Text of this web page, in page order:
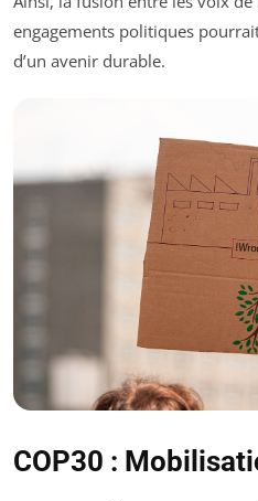
engagements politiques
d’un avenir durable.
COP30 :